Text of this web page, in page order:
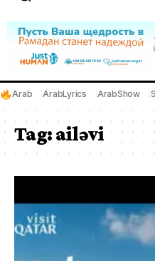
Arab ArabLyrics ArabShow
Tag:ailəvi